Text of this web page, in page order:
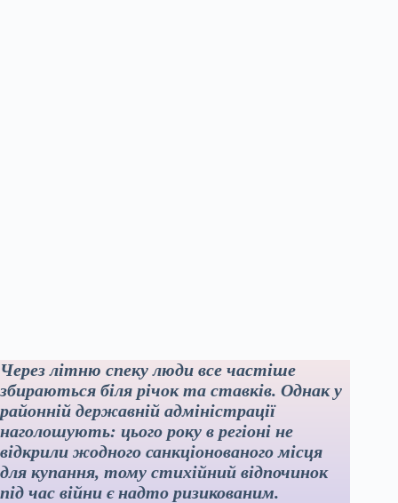
Через літню спеку люди все частіше
збираються біля річок та ставків. Однак у
районній державній адміністрації
наголошують: цього року в регіоні не
відкрили жодного санкціонованого місця
для купання, тому стихійний відпочинок
під час війни є надто ризикованим.